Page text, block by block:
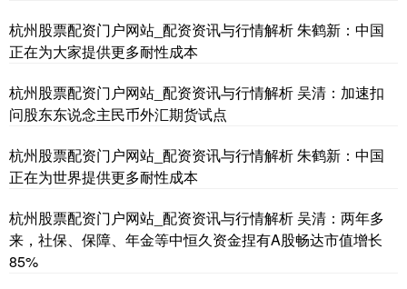
杭州股票配资门户网站_配资资讯与行情解析 朱鹤新：中国
正在为大家提供更多耐性成本
杭州股票配资门户网站_配资资讯与行情解析 吴清：加速扣
问股东东说念主民币外汇期货试点
杭州股票配资门户网站_配资资讯与行情解析 朱鹤新：中国
正在为世界提供更多耐性成本
杭州股票配资门户网站_配资资讯与行情解析 吴清：两年多
来，社保、保障、年金等中恒久资金捏有A股畅达市值增长
85%